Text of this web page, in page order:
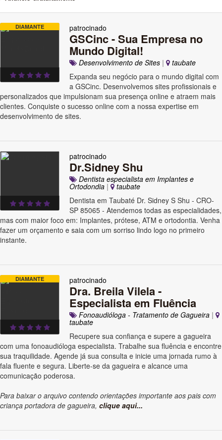
DIAMANTE patrocinado
GSCinc - Sua Empresa no
Mundo Digital!
Desenvolvimento de Sites |
taubate
Expanda seu negócio para o mundo digital com
a GSCinc. Desenvolvemos sites profissionais e
personalizados que impulsionam sua presença online e atraem mais
clientes. Conquiste o sucesso online com a nossa expertise em
desenvolvimento de sites.
patrocinado
Dr.Sidney Shu
Dentista especialista em Implantes e
Ortodondia |
taubate
Dentista em Taubaté Dr. Sidney S Shu - CRO-
SP 85065 - Atendemos todas as especialidades,
mas com maior foco em: Implantes, prótese, ATM e ortodontia. Venha
fazer um orçamento e saia com um sorriso lindo logo no primeiro
instante.
DIAMANTE patrocinado
Dra. Breila Vilela -
Especialista em Fluência
Fonoaudióloga - Tratamento de Gagueira |
taubate
Recupere sua confiança e supere a gagueira
com uma fonoaudióloga especialista. Trabalhe sua fluência e encontre
sua traquilidade. Agende já sua consulta e inicie uma jornada rumo à
fala fluente e segura. Liberte-se da gagueira e alcance uma
comunicação poderosa.
Para baixar o arquivo contendo orientações importante aos pais com
criança portadora de gagueira, clique aqui...